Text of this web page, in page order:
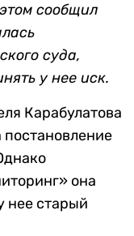
сообщил
суда,
у нее иск.
Карабулатова
она
нее старый